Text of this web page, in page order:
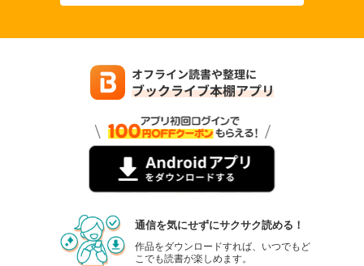
通信を気にせずにサクサク読める！
作品をダウンロードすれば、いつでもど
こでも読書が楽しめます。